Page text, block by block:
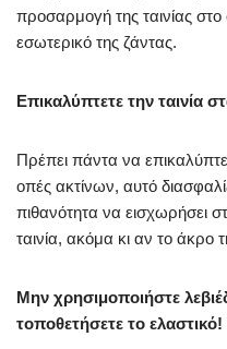
προσαρμογή της ταινίας
εσωτερικό της ζάντας.
Επικαλύπτετε την ταινία
Πρέπει πάντα να
οπές ακτίνων, αυτό
πιθανότητα να εισχωρήσει
ταινία, ακόμα κι αν το άκρο
Μην χρησιμοποιήστε
τοποθετήσετε το ελαστικό!